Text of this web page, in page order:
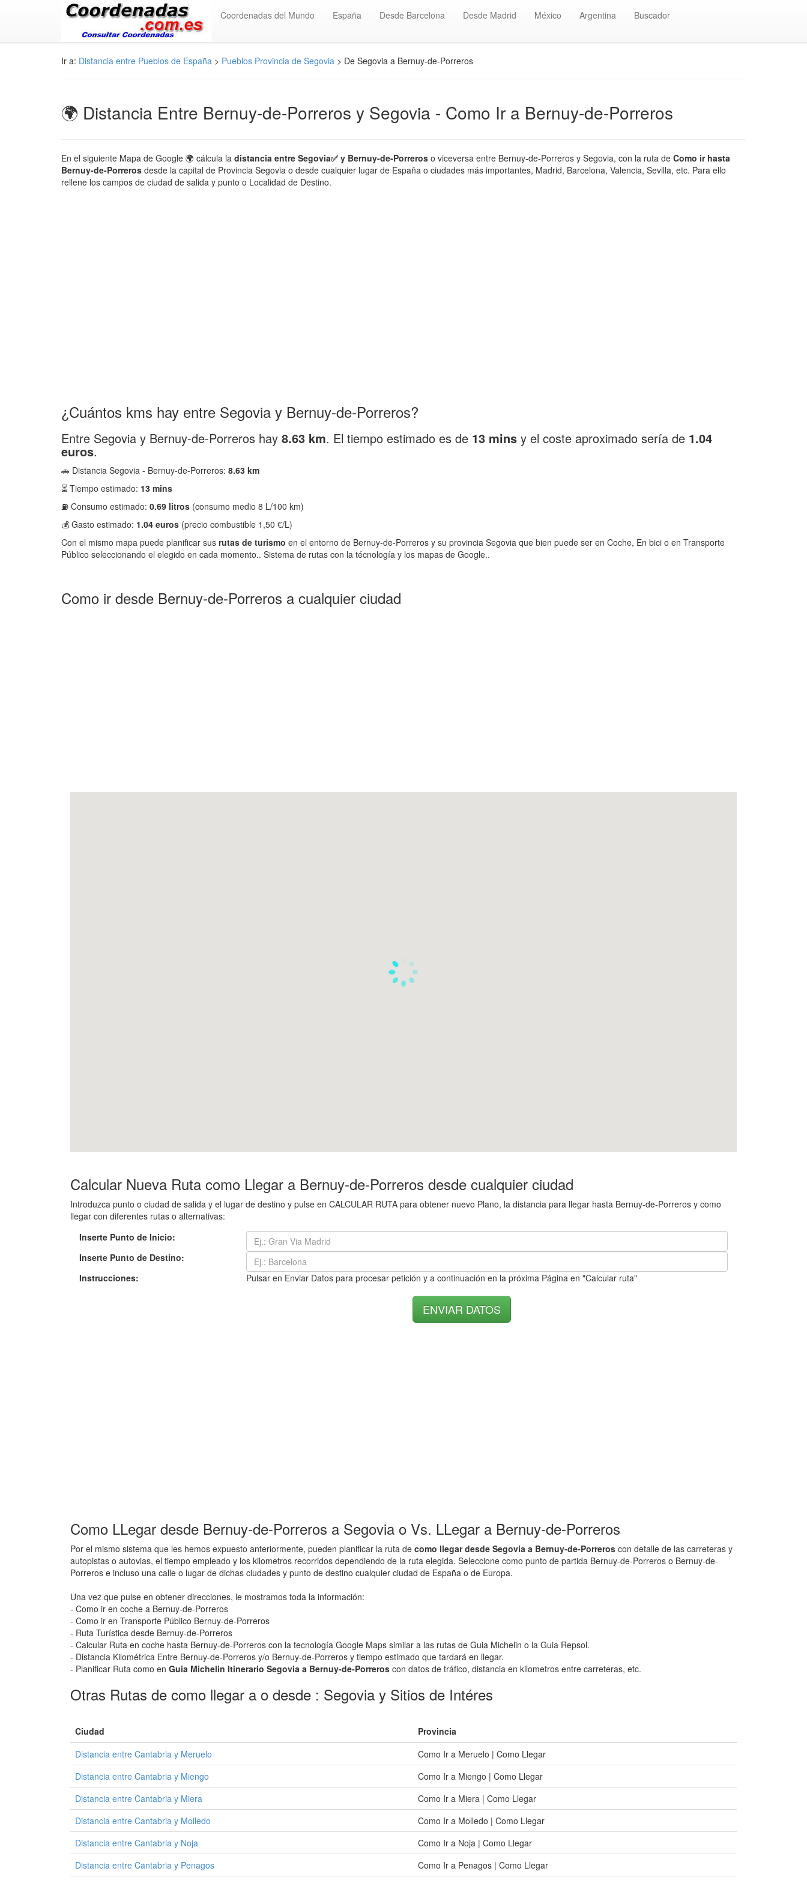
Coordenadas del Mundo España Desde Barcelona Desde Madrid México Argentina Buscador
Ir a: Distancia entre Pueblos de España > Pueblos Provincia de Segovia > De Segovia a Bernuy-de-Porreros
🌍 Distancia Entre Bernuy-de-Porreros y Segovia - Como Ir a Bernuy-de-Porreros
En el siguiente Mapa de Google 🌍 cálcula la distancia entre Segovia✅ y Bernuy-de-Porreros o viceversa entre Bernuy-de-Porreros y Segovia, con la ruta de Como ir hasta
Bernuy-de-Porreros desde la capital de Provincia Segovia o desde cualquier lugar de España o ciudades más importantes, Madrid, Barcelona, Valencia, Sevilla, etc. Para ello
rellene los campos de ciudad de salida y punto o Localidad de Destino.
¿Cuántos kms hay entre Segovia y Bernuy-de-Porreros?
Entre Segovia y Bernuy-de-Porreros hay 8.63 km. El tiempo estimado es de 13 mins y el coste aproximado sería de 1.04
euros.
🚗 Distancia Segovia - Bernuy-de-Porreros: 8.63 km
⏳ Tiempo estimado: 13 mins
⛽ Consumo estimado: 0.69 litros (consumo medio 8 L/100 km)
💰 Gasto estimado: 1.04 euros (precio combustible 1,50 €/L)
Con el mismo mapa puede planificar sus rutas de turismo en el entorno de Bernuy-de-Porreros y su provincia Segovia que bien puede ser en Coche, En bici o en Transporte
Público seleccionando el elegido en cada momento.. Sistema de rutas con la técnología y los mapas de Google..
Como ir desde Bernuy-de-Porreros a cualquier ciudad
Calcular Nueva Ruta como Llegar a Bernuy-de-Porreros desde cualquier ciudad
Introduzca punto o ciudad de salida y el lugar de destino y pulse en CALCULAR RUTA para obtener nuevo Plano, la distancia para llegar hasta Bernuy-de-Porreros y como
llegar con diferentes rutas o alternativas:
Inserte Punto de Inicio:
Inserte Punto de Destino:
Instrucciones:
Pulsar en Enviar Datos para procesar petición y a continuación en la próxima Página en "Calcular ruta"
Como LLegar desde Bernuy-de-Porreros a Segovia o Vs. LLegar a Bernuy-de-Porreros
Por el mismo sistema que les hemos expuesto anteriormente, pueden planificar la ruta de como llegar desde Segovia a Bernuy-de-Porreros con detalle de las carreteras y
autopistas o autovias, el tiempo empleado y los kilometros recorridos dependiendo de la ruta elegida. Seleccione como punto de partida Bernuy-de-Porreros o Bernuy-de-
Porreros e incluso una calle o lugar de dichas ciudades y punto de destino cualquier ciudad de España o de Europa.
Una vez que pulse en obtener direcciones, le mostramos toda la información:
- Como ir en coche a Bernuy-de-Porreros
- Como ir en Transporte Público Bernuy-de-Porreros
- Ruta Turística desde Bernuy-de-Porreros
- Calcular Ruta en coche hasta Bernuy-de-Porreros con la tecnología Google Maps similar a las rutas de Guia Michelin o la Guia Repsol.
- Distancia Kilométrica Entre Bernuy-de-Porreros y/o Bernuy-de-Porreros y tiempo estimado que tardará en llegar.
- Planificar Ruta como en Guia Michelin Itinerario Segovia a Bernuy-de-Porreros con datos de tráfico, distancia en kilometros entre carreteras, etc.
Otras Rutas de como llegar a o desde : Segovia y Sitios de Intéres
Ciudad
Provincia
Distancia entre Cantabria y Meruelo
Como Ir a Meruelo | Como Llegar
Distancia entre Cantabria y Miengo
Como Ir a Miengo | Como Llegar
Distancia entre Cantabria y Miera
Como Ir a Miera | Como Llegar
Distancia entre Cantabria y Molledo
Como Ir a Molledo | Como Llegar
Distancia entre Cantabria y Noja
Como Ir a Noja | Como Llegar
Distancia entre Cantabria y Penagos
Como Ir a Penagos | Como Llegar